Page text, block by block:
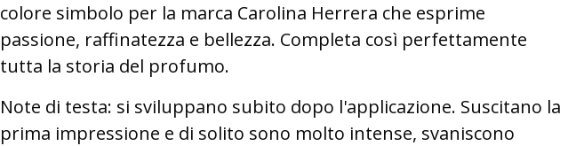
colore simbolo per la marca Carolina Herrera che esprime
passione, raffinatezza e bellezza. Completa così perfettamente
tutta la storia del profumo.
Note di testa: si sviluppano subito dopo l'applicazione. Suscitano la
prima impressione e di solito sono molto intense, svaniscono